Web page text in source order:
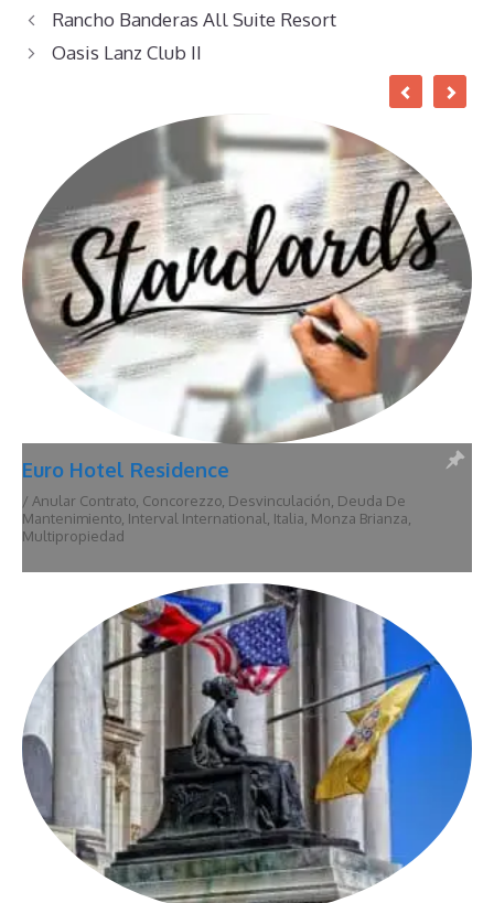
Rancho Banderas All Suite Resort
Oasis Lanz Club II
Euro Hotel Residence
/ Anular Contrato, Concorezzo, Desvinculación, Deuda De
Mantenimiento, Interval International, Italia, Monza Brianza,
Multipropiedad